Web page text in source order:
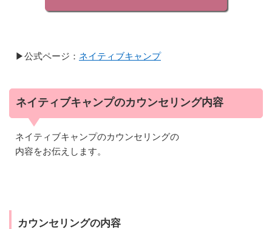
▶︎公式ページ： ネイティブキャンプ
ネイティブキャンプのカウンセリング内容
ネイティブキャンプのカウンセリングの
内容をお伝えします。
カウンセリングの内容